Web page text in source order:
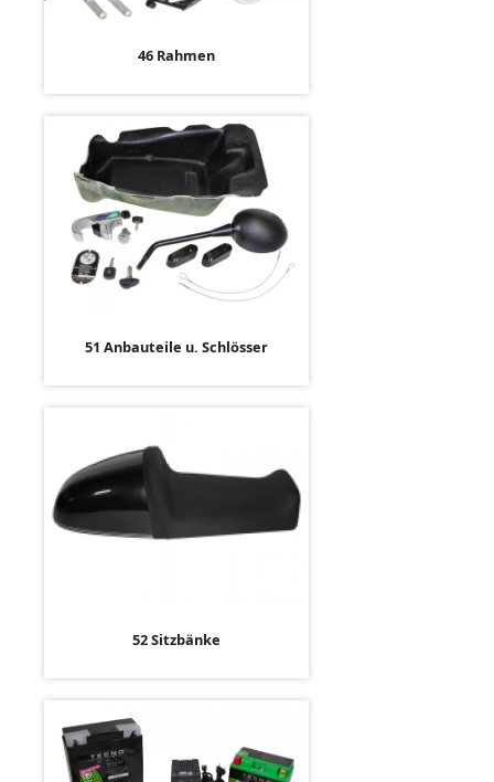
46 Rahmen
51 Anbauteile u. Schlösser
52 Sitzbänke